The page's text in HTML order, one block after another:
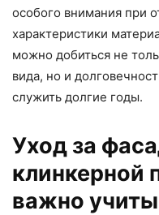
особого внимания при
характеристики
можно добиться не
вида, но и
служить долгие годы.
Уход за
клинкерной
важно